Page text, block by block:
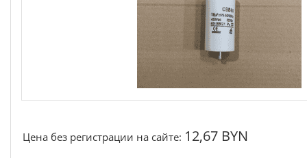
Цена без регистрации на сайте: 12,67 BYN